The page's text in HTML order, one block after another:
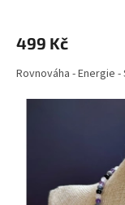
499 Kč
Rovnováha - Energie